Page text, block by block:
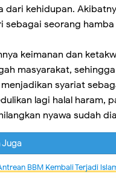
dari kehidupan.
sebagai seorang
keimanan dan
masyarakat,
syariat
lagi halal haram,
nyawa sudah
Juga
BBM Kembali Terjadi